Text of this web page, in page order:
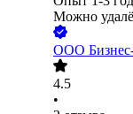
Можно
ООО
4.5
•